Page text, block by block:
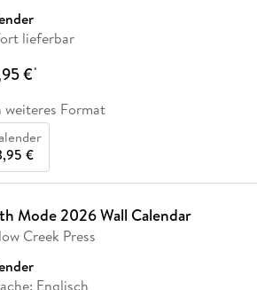
lieferbar
€*
weiteres Format
€
Mode 2026 Wall Calendar
Creek Press
Englisch